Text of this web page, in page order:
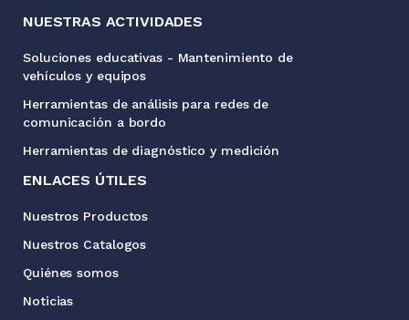
NUESTRAS ACTIVIDADES
Soluciones educativas - Mantenimiento de
vehículos y equipos
Herramientas de análisis para redes de
comunicación a bordo
Herramientas de diagnóstico y medición
ENLACES ÚTILES
Nuestros Productos
Nuestros Catalogos
Quiénes somos
Noticias